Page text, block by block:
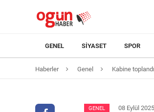
GENEL SIYASET SPOR
Haberler Genel Kabine
GENEL 08 Eylül